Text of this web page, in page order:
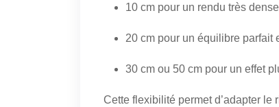
10 cm pour un rendu très
20 cm pour un équilibre parfait
30 cm ou 50 cm pour un effet
Cette flexibilité permet d’adapter le